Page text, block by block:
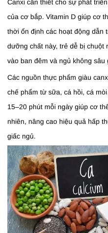
Canxi cần thiết cho sự phát
của cơ bắp. Vitamin D giúp cơ
thời ổn định các hoạt động dẫn
dưỡng chất này, trẻ dễ bị chuột
vào ban đêm và ngủ không sâu
Các nguồn thực phẩm giàu
chế phẩm từ sữa, cá hồi, cá
15–20 phút mỗi ngày giúp cơ
nhiên, nâng cao hiệu quả hấp
giấc ngủ.